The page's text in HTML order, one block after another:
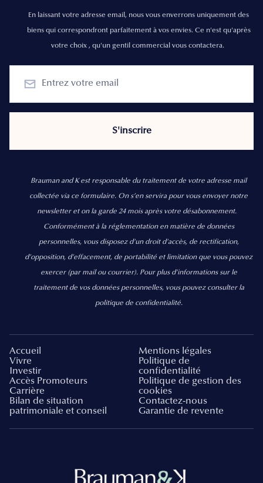
En laissant votre adresse email, nous vous enverrons uniquement des
biens qui correspondront parfaitement à vos envies. Ce n'est qu'après
votre choix , qu'un gentil commercial vous contactera.
Brauman and K est responsable du traitement de votre adresse mail
collectée via ce formulaire. On s’en servira pour vous envoyer notre
newsletter et on la garde 24 mois après votre désabonnement.
Conformément à la réglementation en matière de données
personnelles, vous disposez d'un droit d'accès, de rectification,
d’opposition, d’effacement, de portabilité et limitation que vous pouvez
exercer (par mail ou courrier). Pour plus d’informations sur le
traitement de vos données personnelles, vous pouvez consulter la
politique de confidentialité.
Accueil
Vivre
Investir
Accès Promoteurs
Carrière
Bilan de situation
patrimoniale et conseil
Mentions légales
Politique de
confidentialité
Politique de gestion des
cookies
Contactez-nous
Garantie de revente